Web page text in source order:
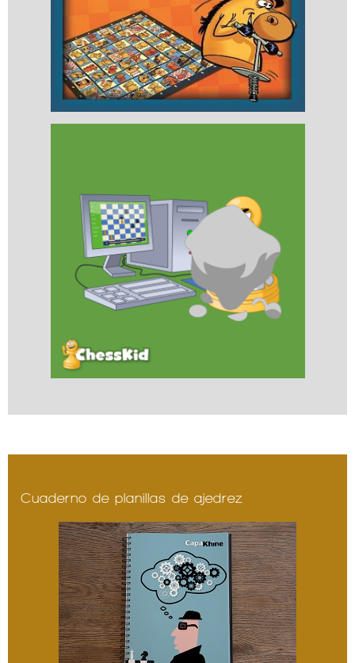
Cuaderno de planillas de ajedrez